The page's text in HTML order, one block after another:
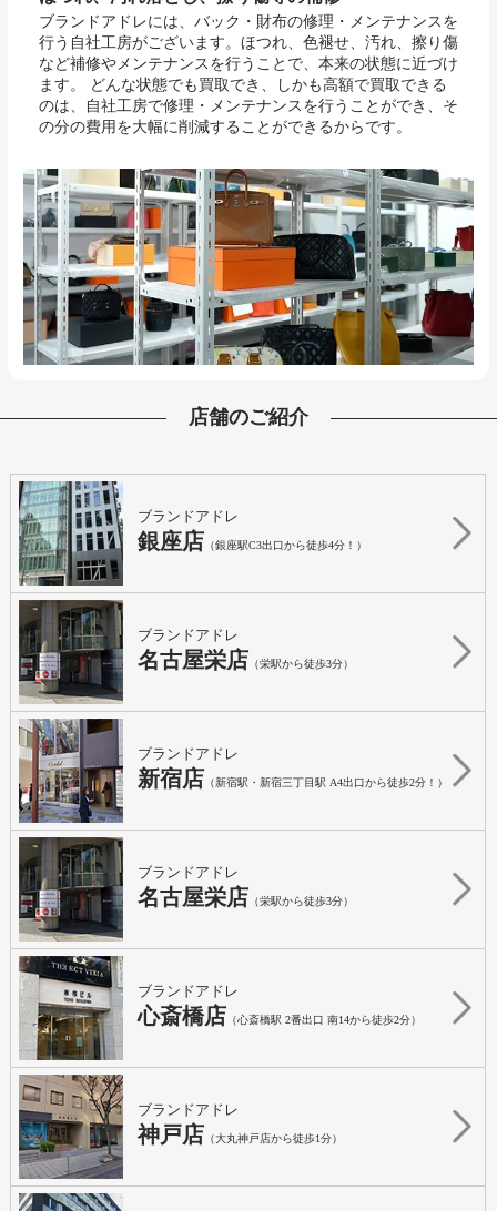
ブランドアドレには、バック・財布の修理・メンテナンスを
行う自社工房がございます。ほつれ、色褪せ、汚れ、擦り傷
など補修やメンテナンスを行うことで、本来の状態に近づけ
ます。 どんな状態でも買取でき、しかも高額で買取できる
のは、自社工房で修理・メンテナンスを行うことができ、そ
の分の費用を大幅に削減することができるからです。
店舗のご紹介
ブランドアドレ
銀座店 （銀座駅C3出口から徒歩4分！）
ブランドアドレ
名古屋栄店 （栄駅から徒歩3分）
ブランドアドレ
新宿店 （新宿駅・新宿三丁目駅 A4出口から徒歩2分！）
ブランドアドレ
名古屋栄店 （栄駅から徒歩3分）
ブランドアドレ
心斎橋店 （心斎橋駅 2番出口 南14から徒歩2分）
ブランドアドレ
神戸店 （大丸神戸店から徒歩1分）